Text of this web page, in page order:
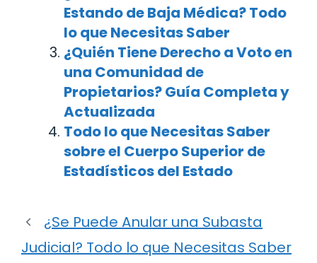
Estando de Baja Médica? Todo
lo que Necesitas Saber
¿Quién Tiene Derecho a Voto en
una Comunidad de
Propietarios? Guía Completa y
Actualizada
Todo lo que Necesitas Saber
sobre el Cuerpo Superior de
Estadísticos del Estado
¿Se Puede Anular una Subasta
Judicial? Todo lo que Necesitas Saber